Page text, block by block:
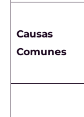
Causas
Comunes